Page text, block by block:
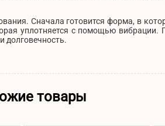
Сначала готовится форма, в
уплотняется с помощью вибрации.
долговечность.
товары